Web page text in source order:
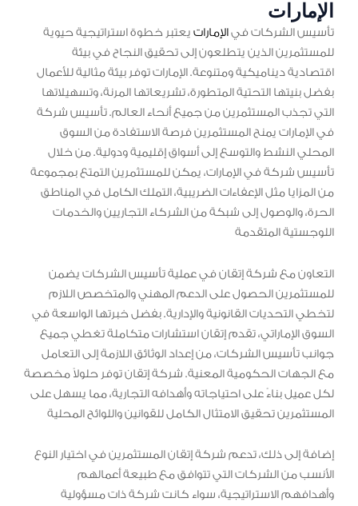
الإمارات
تأسيس الشركات فيالإمارات يعتبر خطوة استراتيجية حيوية
للمستثمرين الذين يتطلعون إلى تحقيق النجاح في بيئة
اقتصادية ديناميكية ومتنوعة. الإمارات توفر بيئة مثالية للأعمال
بفضل بنيتها التحتية المتطورة، تشريعاتها المرنة، وتسهيلاتها
التي تجذب المستثمرين من جميع أنحاء العالم. تأسيس شركة
في الإمارات يمنح المستثمرين فرصة الاستفادة من السوق
المحلي النشط والتوسع إلى أسواق إقليمية ودولية. من خلال
تأسيس شركة في الإمارات، يمكن للمستثمرين التمتع بمجموعة
من المزايا مثل الإعفاءات الضريبية، التملك الكامل في المناطق
الحرة، والوصول إلى شبكة من الشركاء التجاريين والخدمات
اللوجستية المتقدمة
التعاون مع شركة إتقان في عملية تأسيس الشركات يضمن
للمستثمرين الحصول على الدعم المهني والمتخصص اللازم
لتخطي التحديات القانونية والإدارية. بفضل خبرتها الواسعة في
السوق الإماراتي، تقدم إتقان استشارات متكاملة تغطي جميع
جوانب تأسيس الشركات، من إعداد الوثائق اللازمة إلى التعامل
مع الجهات الحكومية المعنية. شركة إتقان توفر حلولاً مخصصة
لكل عميل بناءً على احتياجاته وأهدافه التجارية، مما يسهل على
المستثمرين تحقيق الامتثال الكامل للقوانين واللوائح المحلية
إضافة إلى ذلك، تدعم شركة إتقان المستثمرين في اختيار النوع
الأنسب من الشركات التي تتوافق مع طبيعة أعمالهم
وأهدافهم الاستراتيجية، سواء كانت شركة ذات مسؤولية